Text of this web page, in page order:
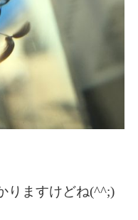
りますけどね(^^;)